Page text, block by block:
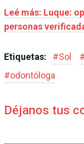
Leé más: Luque:
personas
Etiquetas: #Sol
#odontóloga
Déjanos tus